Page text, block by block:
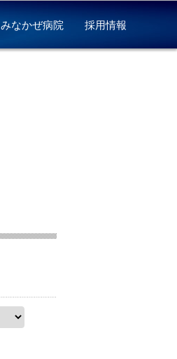
みなかぜ病院 採用情報